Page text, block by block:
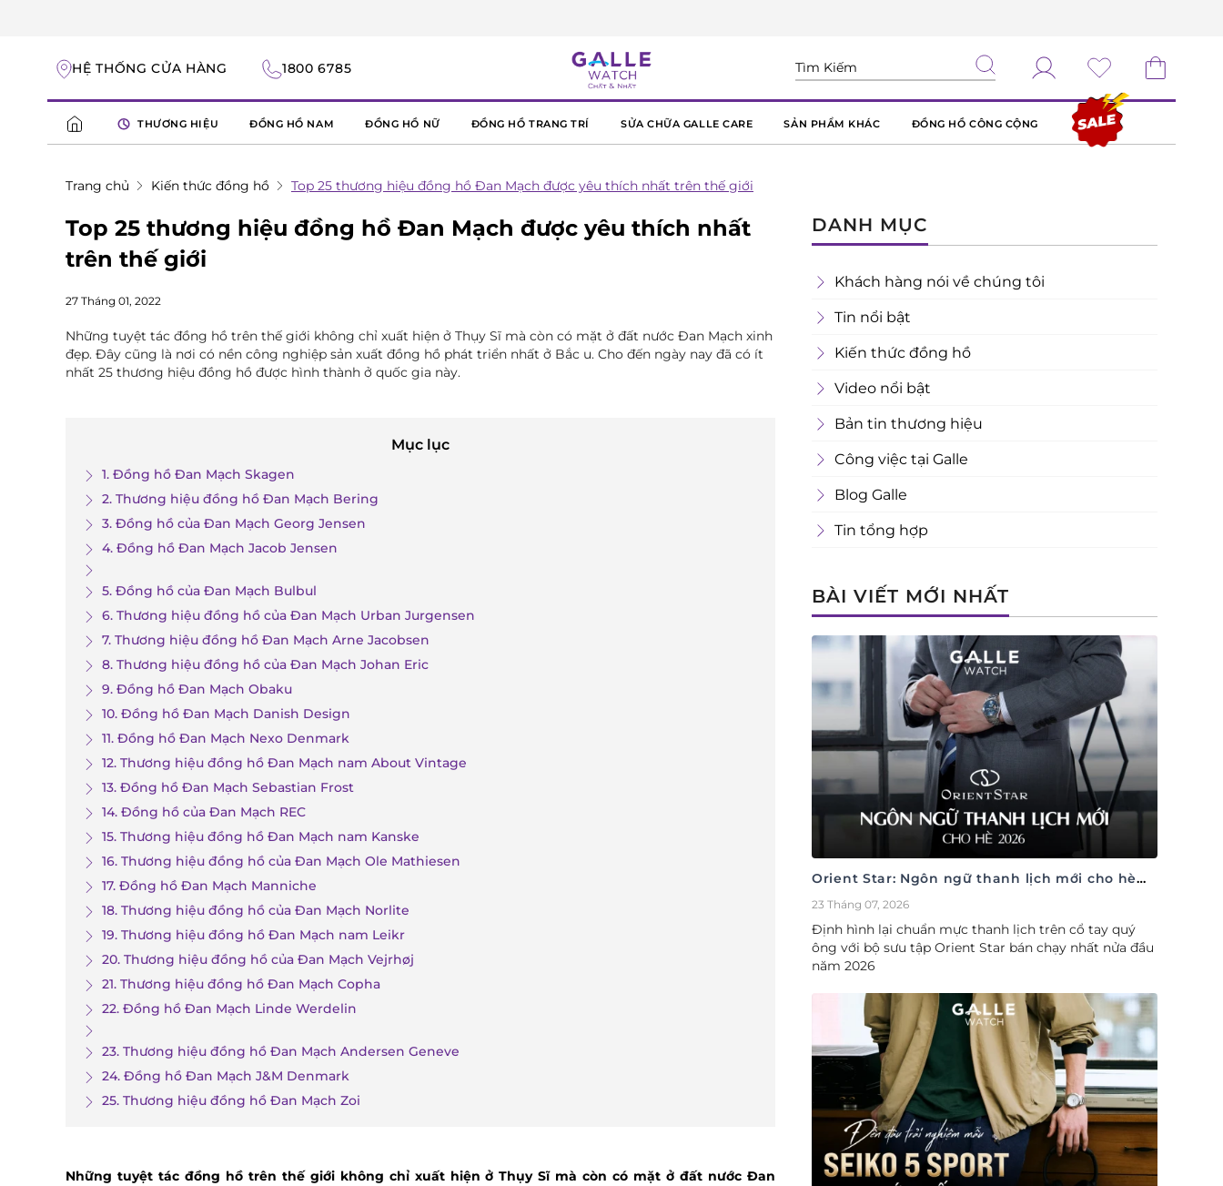
HỆ THỐNG CỬA HÀNG 1800 6785
THƯƠNG HIỆU ĐỒNG HỒ NAM ĐỒNG HỒ NỮ ĐỒNG HỒ TRANG TRÍ SỬA CHỮA GALLE CARE SẢN PHẨM KHÁC ĐỒNG HỒ CÔNG CỘNG
Trang chủ Kiến thức đồng hồ Top 25 thương hiệu đồng hồ Đan Mạch được yêu thích nhất trên thế giới
Top 25 thương hiệu đồng hồ Đan Mạch được yêu thích nhất
trên thế giới
27 Tháng 01, 2022
Những tuyệt tác đồng hồ trên thế giới không chỉ xuất hiện ở Thụy Sĩ mà còn có mặt ở đất nước Đan Mạch xinh
đẹp. Đây cũng là nơi có nền công nghiệp sản xuất đồng hồ phát triển nhất ở Bắc u. Cho đến ngày nay đã có ít
nhất 25 thương hiệu đồng hồ được hình thành ở quốc gia này.
Mục lục
1. Đồng hồ Đan Mạch Skagen
2. Thương hiệu đồng hồ Đan Mạch Bering
3. Đồng hồ của Đan Mạch Georg Jensen
4. Đồng hồ Đan Mạch Jacob Jensen
5. Đồng hồ của Đan Mạch Bulbul
6. Thương hiệu đồng hồ của Đan Mạch Urban Jurgensen
7. Thương hiệu đồng hồ Đan Mạch Arne Jacobsen
8. Thương hiệu đồng hồ của Đan Mạch Johan Eric
9. Đồng hồ Đan Mạch Obaku
10. Đồng hồ Đan Mạch Danish Design
11. Đồng hồ Đan Mạch Nexo Denmark
12. Thương hiệu đồng hồ Đan Mạch nam About Vintage
13. Đồng hồ Đan Mạch Sebastian Frost
14. Đồng hồ của Đan Mạch REC
15. Thương hiệu đồng hồ Đan Mạch nam Kanske
16. Thương hiệu đồng hồ của Đan Mạch Ole Mathiesen
17. Đồng hồ Đan Mạch Manniche
18. Thương hiệu đồng hồ của Đan Mạch Norlite
19. Thương hiệu đồng hồ Đan Mạch nam Leikr
20. Thương hiệu đồng hồ của Đan Mạch Vejrhøj
21. Thương hiệu đồng hồ Đan Mạch Copha
22. Đồng hồ Đan Mạch Linde Werdelin
23. Thương hiệu đồng hồ Đan Mạch Andersen Geneve
24. Đồng hồ Đan Mạch J&M Denmark
25. Thương hiệu đồng hồ Đan Mạch Zoi
Những tuyệt tác đồng hồ trên thế giới không chỉ xuất hiện ở Thụy Sĩ mà còn có mặt ở đất nước Đan
DANH MỤC
Khách hàng nói về chúng tôi
Tin nổi bật
Kiến thức đồng hồ
Video nổi bật
Bản tin thương hiệu
Công việc tại Galle
Blog Galle
Tin tổng hợp
BÀI VIẾT MỚI NHẤT
Orient Star: Ngôn ngữ thanh lịch mới cho hè
2026
23 Tháng 07, 2026
Định hình lại chuẩn mực thanh lịch trên cổ tay quý
ông với bộ sưu tập Orient Star bán chạy nhất nửa đầu
năm 2026